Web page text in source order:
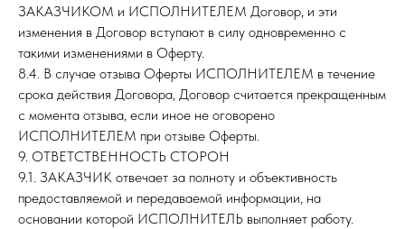
ЗАКАЗЧИКОМ и ИСПОЛНИТЕЛЕМ Договор, и эти
изменения в Договор вступают в силу одновременно с
такими изменениями в Оферту.
8.4. В случае отзыва Оферты ИСПОЛНИТЕЛЕМ в течение
срока действия Договора, Договор считается прекращенным
с момента отзыва, если иное не оговорено
ИСПОЛНИТЕЛЕМ при отзыве Оферты.
9. ОТВЕТСТВЕННОСТЬ СТОРОН
9.1. ЗАКАЗЧИК отвечает за полноту и объективность
предоставляемой и передаваемой информации, на
основании которой ИСПОЛНИТЕЛЬ выполняет работу.